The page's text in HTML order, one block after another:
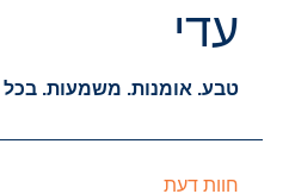
עדי
טבע. אומנות. משמעות. בכל
חוות דעת